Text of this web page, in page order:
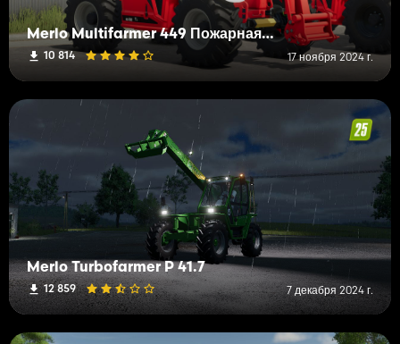
Merlo Multifarmer 449 Пожарная служба
10 814 17 ноября 2024 г.
Merlo Turbofarmer P 41.7
12 859 7 декабря 2024 г.